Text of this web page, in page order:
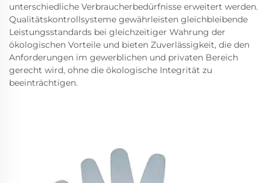
unterschiedliche Verbraucherbedürfnisse erweitert werden.
Qualitätskontrollsysteme gewährleisten gleichbleibende
Leistungsstandards bei gleichzeitiger Wahrung der
ökologischen Vorteile und bieten Zuverlässigkeit, die den
Anforderungen im gewerblichen und privaten Bereich
gerecht wird, ohne die ökologische Integrität zu
beeinträchtigen.